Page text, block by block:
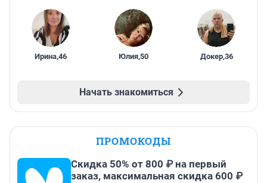
Ирина,46 Юлия,50 Докер,36
Начать знакомиться
ПРОМОКОДЫ
Скидка 50% от 800 ₽ на первый
заказ, максимальная скидка 600 ₽